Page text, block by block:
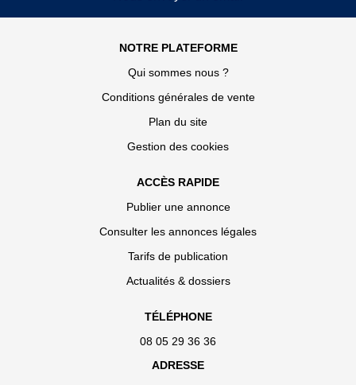
NOTRE PLATEFORME
Qui sommes nous ?
Conditions générales de vente
Plan du site
Gestion des cookies
ACCÈS RAPIDE
Publier une annonce
Consulter les annonces légales
Tarifs de publication
Actualités & dossiers
TÉLÉPHONE
08 05 29 36 36
ADRESSE